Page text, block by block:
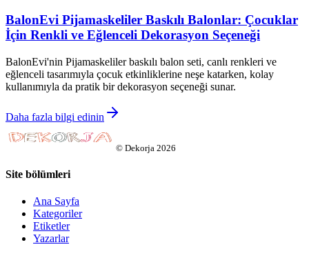
BalonEvi Pijamaskeliler Baskılı Balonlar: Çocuklar
İçin Renkli ve Eğlenceli Dekorasyon Seçeneği
BalonEvi'nin Pijamaskeliler baskılı balon seti, canlı renkleri ve
eğlenceli tasarımıyla çocuk etkinliklerine neşe katarken, kolay
kullanımıyla da pratik bir dekorasyon seçeneği sunar.
Daha fazla bilgi edinin
© Dekorja 2026
Site bölümleri
Ana Sayfa
Kategoriler
Etiketler
Yazarlar